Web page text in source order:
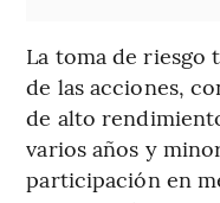
La toma de riesgo
de las acciones,
de alto
varios años y
participación en